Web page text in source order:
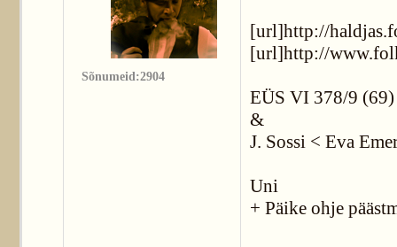
Sõnumeid:2904
[url]http://
[url]http://
EÜS VI 378/9 (69)
&
J. Sossi < Eva
Uni
+ Päike ohje